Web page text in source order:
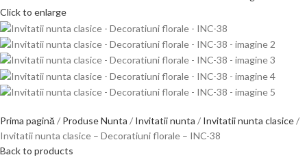
Click to enlarge
Prima pagină Produse Nunta Invitatii nunta
Invitatii nunta clasice
Invitatii nunta clasice – Decoratiuni florale – INC-38
Back to products